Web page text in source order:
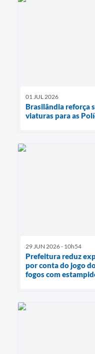
01 JUL 2026
Brasilândia reforça
viaturas para as
29 JUN 2026 - 10h54
Prefeitura reduz
por conta do jogo
fogos com